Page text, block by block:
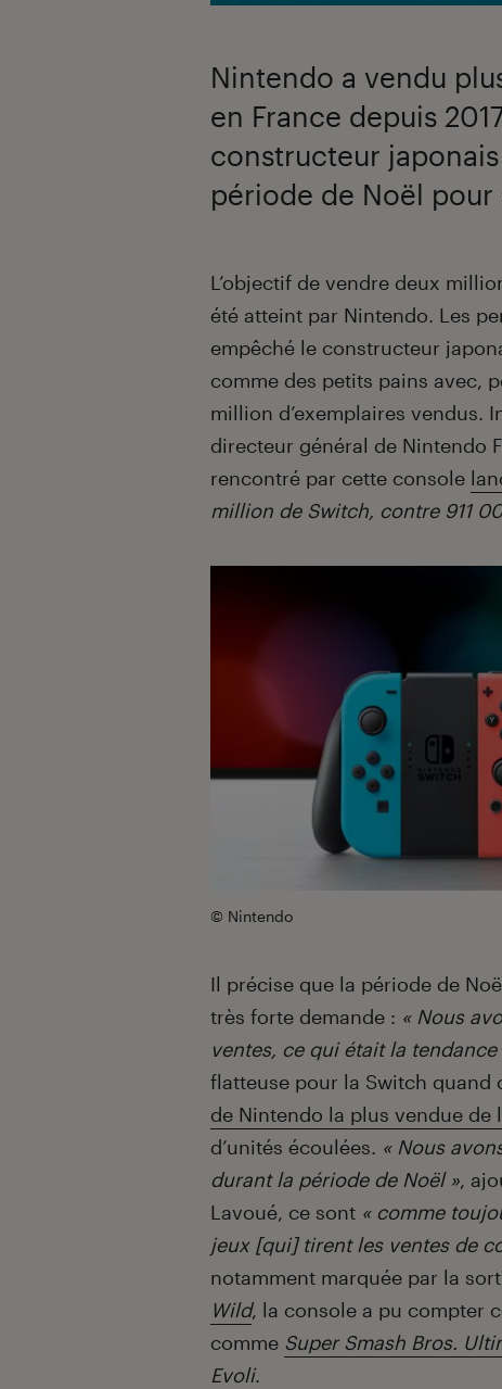
Nintendo a vendu
en France depuis
constructeur
période de Noël
Introduction
L’objectif de vendre deux
été atteint par Nintendo. Les
empêché le constructeur
comme des petits pains avec,
million d’exemplaires vendus.
directeur général de Nintendo
rencontré par cette console
million de Switch, contre 911
© Nintendo
Il précise que la période de
très forte demande : « Nous
ventes, ce qui était la
flatteuse pour la Switch quand
de Nintendo la plus vendue de
d’unités écoulées. « Nous
durant la période de Noël »,
Lavoué, ce sont « comme
jeux [qui] tirent les ventes de
notamment marquée par la
Wild, la console a pu compter
comme Super Smash Bros.
Evoli.